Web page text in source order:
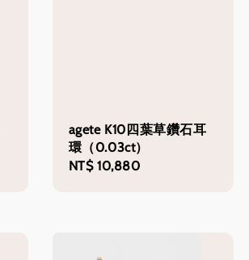
agete K10四葉草鑽石耳
環（0.03ct）
Regular
NT$ 10,880